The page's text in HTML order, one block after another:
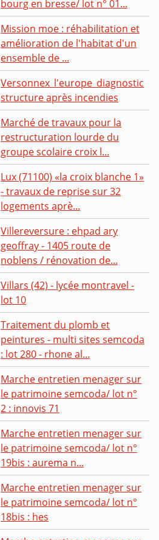
bourg en bresse/ lot n° 01...
Mission moe : réhabilitation et
amélioration de l'habitat d'un
ensemble de ...
Versonnex_l'europe_diagnostic
structure après incendies
Marché de travaux pour la
restructuration lourde du
groupe scolaire croix l...
Lux (71100) «la croix blanche 1»
- travaux de reprise sur 32
logements aprè...
Villereversure : ehpad ary
geoffray - 1405 route de
noblens / rénovation de...
Villars (42) - lycée montravel -
lot 10
Traitement du plomb et
peintures - multi sites semcoda
: lot 280 - rhone al...
Marche entretien menager sur
le patrimoine semcoda/ lot n°
2 : innovis 71
Marche entretien menager sur
le patrimoine semcoda/ lot n°
19bis : aurema n...
Marche entretien menager sur
le patrimoine semcoda/ lot n°
18bis : hes